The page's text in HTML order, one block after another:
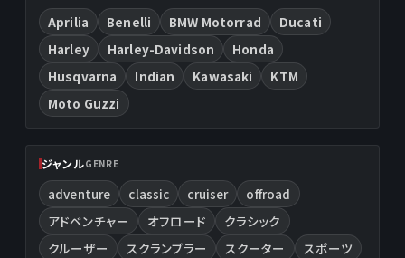
Aprilia Benelli BMW Motorrad
Ducati
Harley
Harley-Davidson
Honda
Husqvarna
Indian Kawasaki
KTM
Moto Guzzi
ジャンルGENRE
adventure classic cruiser
offroad
アドベンチャー
オフロード
クラシック
クルーザー
スクランブラー スクーター
スポーツ